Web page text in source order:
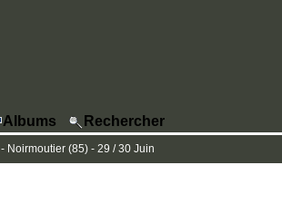
Albums Rechercher
Noirmoutier (85) - 29 / 30 Juin